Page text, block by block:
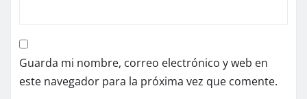
Guarda mi nombre, correo electrónico y web en
este navegador para la próxima vez que comente.